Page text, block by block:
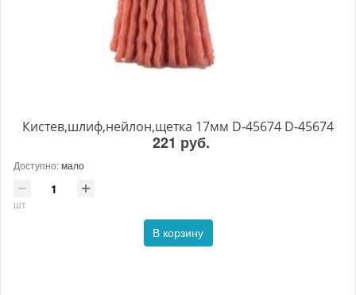
Кистев,шлиф,нейлон,щетка 17мм D-45674 D-45674
221 руб.
Доступно:мало
шт
В корзину